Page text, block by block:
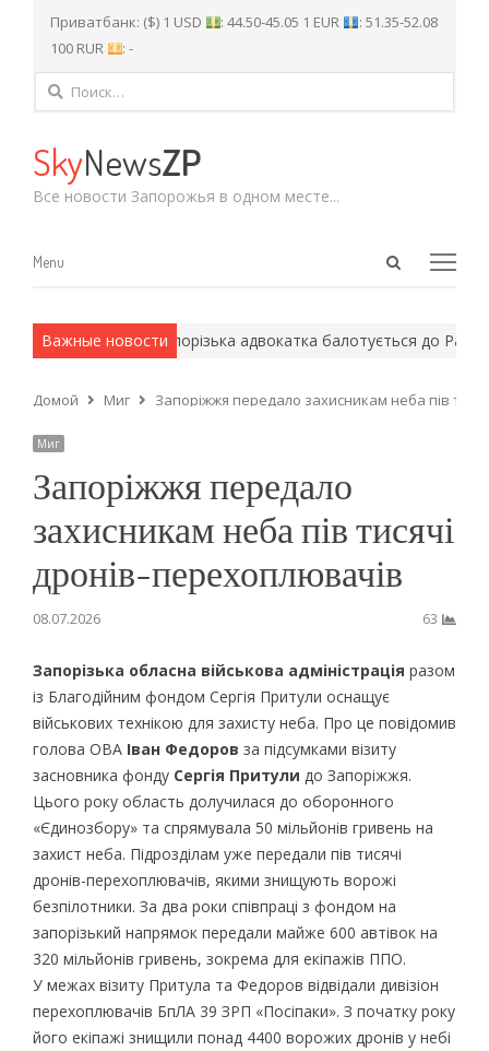
Приватбанк: ($) 1 USD : 44.50-45.05 1 EUR
: 51.35-52.08
100 RUR
: -
Найти:
SkyNewsZP
Все новости Запорожья в одном месте...
Open
Menu
Menu
Важные новости
методы. Запорізька адвокатка балотується до Ради
Домой Миг Запоріжжя передало захисникам неба пів
Миг
Запоріжжя передало
захисникам неба пів тисячі
дронів-перехоплювачів
08.07.2026 63
Запорізька обласна військова адміністрація разом
із Благодійним фондом Сергія Притули оснащує
військових технікою для захисту неба. Про це повідомив
голова ОВА Іван Федоров за підсумками візиту
засновника фонду Сергія Притули до Запоріжжя.
Цього року область долучилася до оборонного
«Єдинозбору» та спрямувала 50 мільйонів гривень на
захист неба. Підрозділам уже передали пів тисячі
дронів-перехоплювачів, якими знищують ворожі
безпілотники. За два роки співпраці з фондом на
запорізький напрямок передали майже 600 автівок на
320 мільйонів гривень, зокрема для екіпажів ППО.
У межах візиту Притула та Федоров відвідали дивізіон
перехоплювачів БпЛА 39 ЗРП «Посіпаки». З початку року
його екіпажі знищили понад 4400 ворожих дронів у небі